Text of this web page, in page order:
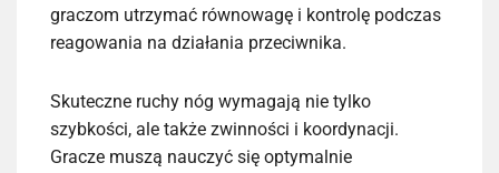
graczom utrzymać równowagę i kontrolę podczas
reagowania na działania przeciwnika.
Skuteczne ruchy nóg wymagają nie tylko
szybkości, ale także zwinności i koordynacji.
Gracze muszą nauczyć się optymalnie